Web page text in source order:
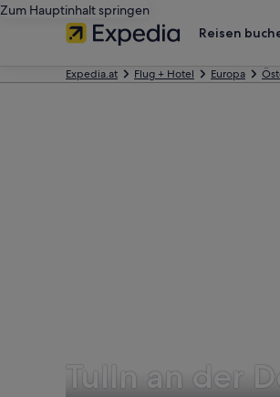
Zum Hauptinhalt springen
Reisen
Expedia.at Flug + Hotel Europa
Tulln an der